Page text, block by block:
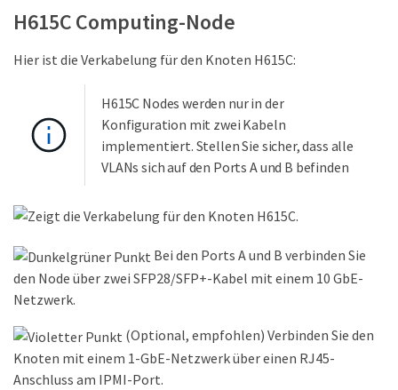
H615C Computing-Node
Hier ist die Verkabelung für den Knoten H615C:
H615C Nodes werden nur in der
Konfiguration mit zwei Kabeln
implementiert. Stellen Sie sicher, dass alle
VLANs sich auf den Ports A und B befinden
Bei den Ports A und B verbinden Sie
den Node über zwei SFP28/SFP+-Kabel mit einem 10 GbE-
Netzwerk.
(Optional, empfohlen) Verbinden Sie den
Knoten mit einem 1-GbE-Netzwerk über einen RJ45-
Anschluss am IPMI-Port.